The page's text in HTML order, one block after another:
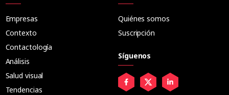
Empresas
Contexto
Contactología
Análisis
Salud visual
Tendencias
Quiénes somos
Suscripción
Síguenos